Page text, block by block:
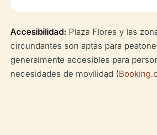
Accesibilidad: Plaza Flores y las
circundantes son aptas para
generalmente accesibles para
necesidades de movilidad (